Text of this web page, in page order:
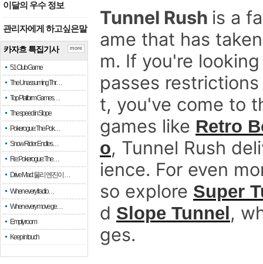
이달의 우수 정보
관리자에게 하고싶은말
카자흐 특집기사
51 Club Game
The Unassuming Thr…
Top Platform Games…
The speed in Slope
Pokerogue: The Pok…
Snow Rider: Endles…
Re: Pokerogue: The…
Drive Mad: 물리 엔진이 …
When every fractio…
When every move ge…
Empty room
Keep in touch
more
Tunnel Rush is a
ame that has
m. If you're
passes
t, you've come to
games like Retro
o, Tunnel Rush
ience. For even
so explore Super
d Slope Tunnel ,
ges.